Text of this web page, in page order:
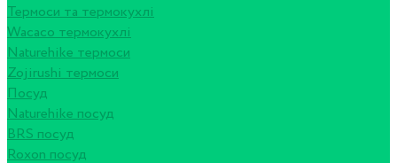
Термоси та термокухлі
Wacaco термокухлі
Naturehike термоси
Zojirushi термоси
Посуд
Naturehike посуд
BRS посуд
Roxon посуд